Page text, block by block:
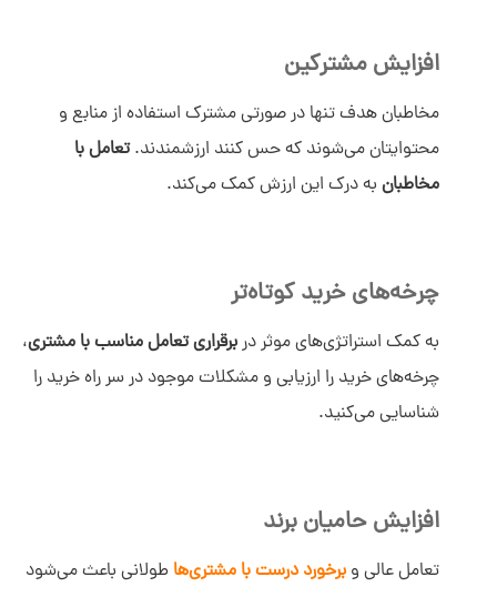
افزایش مشترکین
مخاطبان هدف تنها در صورتی مشترک استفاده از منابع و
محتوایتان می‌شوند که حس کنند ارزشمندند.تعامل با
مخاطبان به درک این ارزش کمک می‌کند.
چرخه‌های خرید کوتاه‌تر
به کمک استراتژی‌های موثر دربرقراری تعامل مناسب با مشتری،
چرخه‌های خرید را ارزیابی و مشکلات موجود در سر راه خرید را
شناسایی می‌کنید.
افزایش حامیان برند
تعامل عالی و برخورد درست با مشتری‌ها طولانی باعث می‌شود